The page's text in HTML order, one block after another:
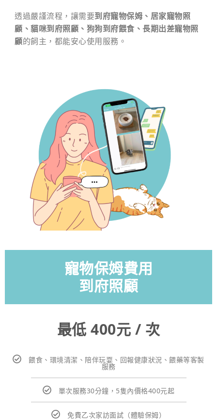
透過嚴謹流程，讓需要到府寵物保姆、居家寵物照
顧、貓咪到府照顧、狗狗到府餵食、長期出差寵物照
顧的飼主，都能安心使用服務。
寵物保姆費用
到府照顧
最低 400元 / 次
餵食、環境清潔、陪伴玩耍、回報健康狀況、餵藥等客製
服務
單次服務30分鐘，5隻內價格400元起
免費乙次家訪面試（體驗保姆）